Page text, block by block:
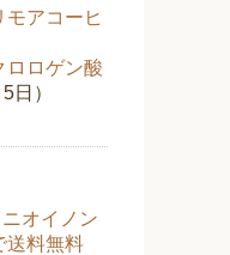
モアコーヒ
ロロゲン酸
日）
ニオイノン
送料無料